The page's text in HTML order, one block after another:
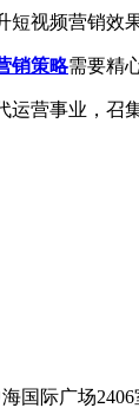
频营销效果
销策略需要精
事业，召集
国际广场2406